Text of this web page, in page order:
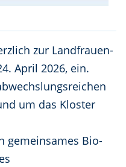
zur Landfrauen-
April 2026, ein.
um das Kloster
gemeinsames Bio-